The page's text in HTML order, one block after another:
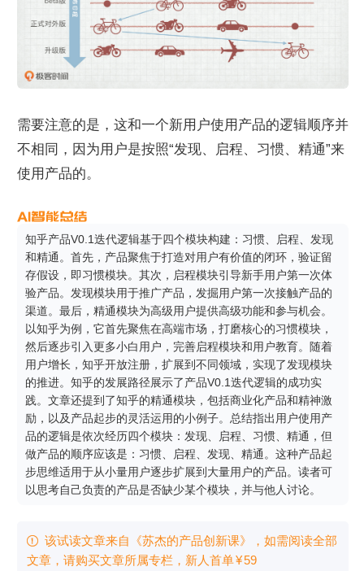
需要注意的是，这和一个新用户使用产品的逻辑顺序并
不相同，因为用户是按照“发现、启程、习惯、精通”来
使用产品的。
知乎产品V0.1迭代逻辑基于四个模块构建：习惯、启程、发现
和精通。首先，产品聚焦于打造对用户有价值的闭环，验证留
存假设，即习惯模块。其次，启程模块引导新手用户第一次体
验产品。发现模块用于推广产品，发掘用户第一次接触产品的
渠道。最后，精通模块为高级用户提供高级功能和参与机会。
以知乎为例，它首先聚焦在高端市场，打磨核心的习惯模块，
然后逐步引入更多小白用户，完善启程模块和用户教育。随着
用户增长，知乎开放注册，扩展到不同领域，实现了发现模块
的推进。知乎的发展路径展示了产品V0.1迭代逻辑的成功实
践。文章还提到了知乎的精通模块，包括商业化产品和精神激
励，以及产品起步的灵活运用的小例子。总结指出用户使用产
品的逻辑是依次经历四个模块：发现、启程、习惯、精通，但
做产品的顺序应该是：习惯、启程、发现、精通。这种产品起
步思维适用于从小量用户逐步扩展到大量用户的产品。读者可
以思考自己负责的产品是否缺少某个模块，并与他人讨论。
 该试读文章来自《苏杰的产品创新课》，如需阅读全部
文章，请购买文章所属专栏 ，新⼈⾸单¥59